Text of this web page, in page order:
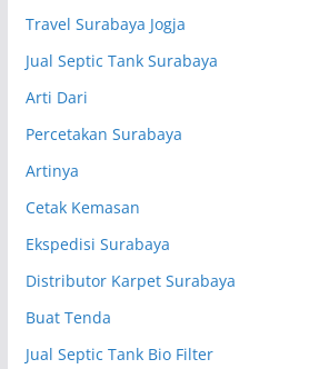
Travel Surabaya Jogja
Jual Septic Tank Surabaya
Arti Dari
Percetakan Surabaya
Artinya
Cetak Kemasan
Ekspedisi Surabaya
Distributor Karpet Surabaya
Buat Tenda
Jual Septic Tank Bio Filter